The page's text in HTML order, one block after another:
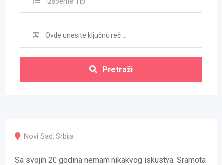
Izaberite Tip
Pretraži
Novi Sad, Srbija
Sa svojih 20 godina nemam nikakvog iskustva. Sramota